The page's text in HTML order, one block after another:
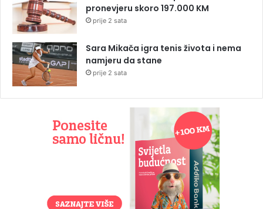
pronevjeru skoro 197.000 KM
prije 2 sata
Sara Mikača igra tenis života i nema
namjeru da stane
prije 2 sata